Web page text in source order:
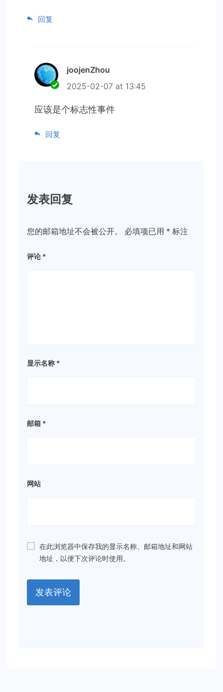
回复
joojenZhou
2025-02-07 at 13:45
应该是个标志性事件
回复
发表回复
您的邮箱地址不会被公开。 必填项已用 * 标注
评论 *
显示名称 *
邮箱 *
网站
在此浏览器中保存我的显示名称、邮箱地址和网站
地址，以便下次评论时使用。